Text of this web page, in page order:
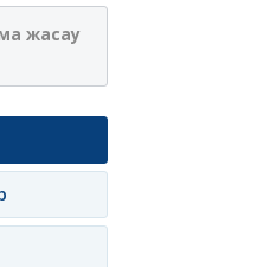
жасау